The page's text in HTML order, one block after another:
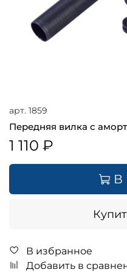
арт. 1859
Передняя вилка с
1 110 ₽
В
В избранное
Добавить в